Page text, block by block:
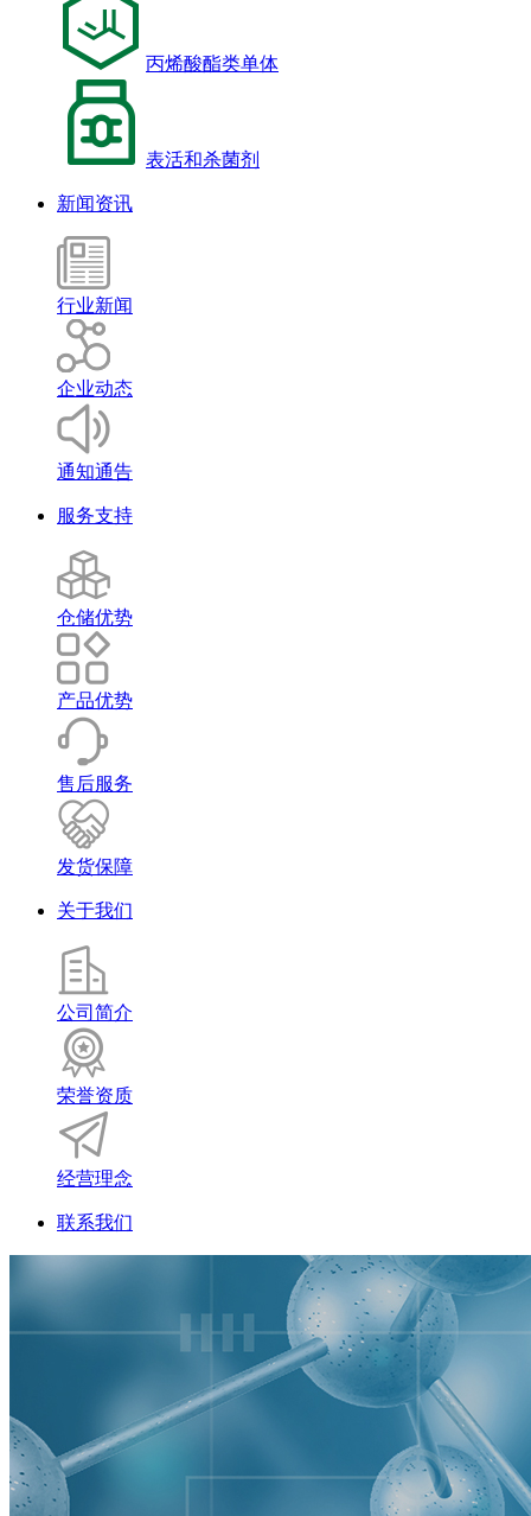
丙烯酸酯类单体
表活和杀菌剂
新闻资讯
行业新闻
企业动态
通知通告
服务支持
仓储优势
产品优势
售后服务
发货保障
关于我们
公司简介
荣誉资质
经营理念
联系我们